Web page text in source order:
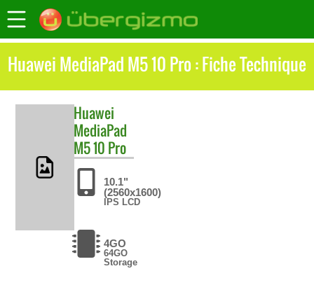
Huawei MediaPad M5 10 Pro : Fiche Technique
Huawei
MediaPad
M5 10 Pro
10.1"
(2560x1600)
IPS LCD
4GO
64GO
Storage